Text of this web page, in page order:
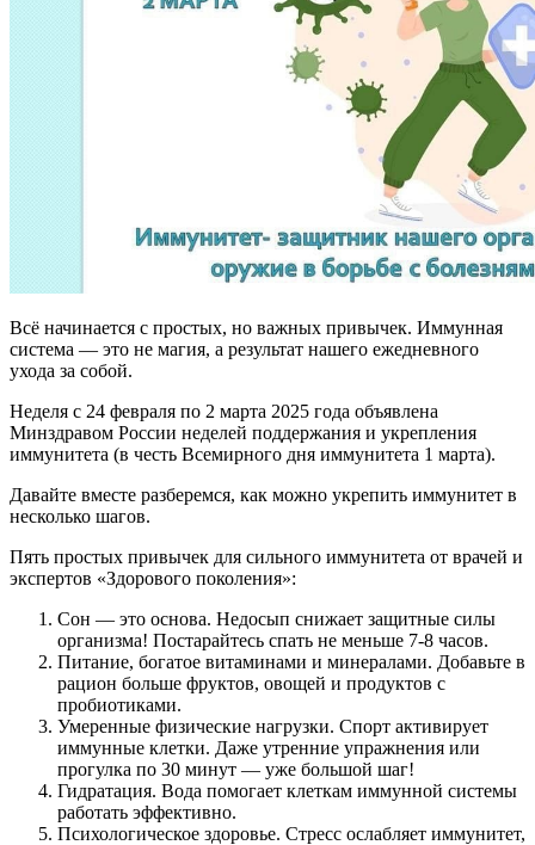
Всё начинается с простых, но важных привычек. Иммунная
система — это не магия, а результат нашего ежедневного
ухода за собой.
Неделя с 24 февраля по 2 марта 2025 года объявлена
Минздравом России неделей поддержания и укрепления
иммунитета (в честь Всемирного дня иммунитета 1 марта).
Давайте вместе разберемся, как можно укрепить иммунитет в
несколько шагов.
Пять простых привычек для сильного иммунитета от врачей и
экспертов «Здорового поколения»:
Сон — это основа. Недосып снижает защитные силы
организма! Постарайтесь спать не меньше 7-8 часов.
Питание, богатое витаминами и минералами. Добавьте в
рацион больше фруктов, овощей и продуктов с
пробиотиками.
Умеренные физические нагрузки. Спорт активирует
иммунные клетки. Даже утренние упражнения или
прогулка по 30 минут — уже большой шаг!
Гидратация. Вода помогает клеткам иммунной системы
работать эффективно.
Психологическое здоровье. Стресс ослабляет иммунитет,